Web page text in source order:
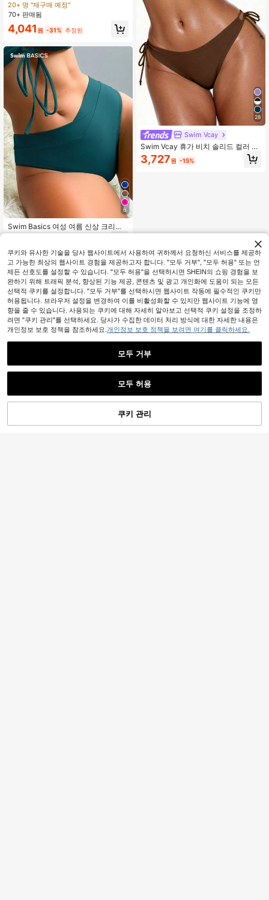
의
20+ 명 "재구매 예정"
70+ 판매됨
4,041 원 -31% 추정된
6
Swim Basics 여성 여름 신상 크리스
크로스 로우 웨이스트 트라이앵글 비
28
Swim Vcay
Swim Vcay 휴가 비치 솔리드 컬러 타
이업 수영복 하의
3,727원 -15%
34% 할인! 장바구니 담기
쿠키와 유사한 기술을 당사 웹사이트에서 사용하여 귀하께서 요청하신 서비스를 제공하
고 가능한 최상의 웹사이트 경험을 제공하고자 합니다. "모두 거부", "모두 허용" 또는 언
제든 선호도를 설정할 수 있습니다. "모두 허용"을 선택하시면 SHEIN의 쇼핑 경험을 보
완하기 위해 트래픽 분석, 향상된 기능 제공, 콘텐츠 및 광고 개인화에 도움이 되는 모든
선택적 쿠키를 설정합니다. "모두 거부"를 선택하시면 웹사이트 작동에 필수적인 쿠키만
허용됩니다. 브라우저 설정을 변경하여 이를 비활성화할 수 있지만 웹사이트 기능에 영
향을 줄 수 있습니다. 사용되는 쿠키에 대해 자세히 알아보고 선택적 쿠키 설정을 조정하
려면 "쿠키 관리"를 선택하세요. 당사가 수집한 데이터 처리 방식에 대한 자세한 내용은
개인정보 보호 정책을 참조하세요. 개인정보 보호 정책을 보려면 여기를 클릭하세요.
모두 거부
모두 허용
쿠키 관리